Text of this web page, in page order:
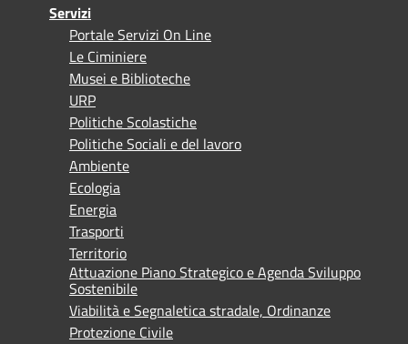
Servizi
Portale Servizi On Line
Le Ciminiere
Musei e Biblioteche
URP
Politiche Scolastiche
Politiche Sociali e del lavoro
Ambiente
Ecologia
Energia
Trasporti
Territorio
Attuazione Piano Strategico e Agenda Sviluppo
Sostenibile
Viabilità e Segnaletica stradale, Ordinanze
Protezione Civile